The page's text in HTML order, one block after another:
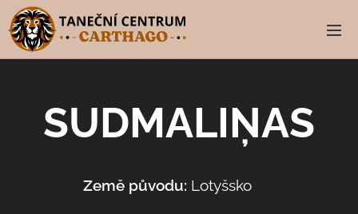
SUDMALIŅAS
Země původu: Lotyšsko 🇱🇻